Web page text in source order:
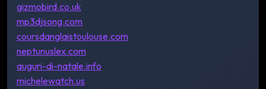
gizmobird.co.uk
mp3djsong.com
coursdanglaistoulouse.com
neptunuslex.com
auguri-di-natale.info
michelewatch.us